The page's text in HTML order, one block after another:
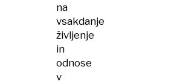
na
vsakdanje
življenje
in
odnose
v